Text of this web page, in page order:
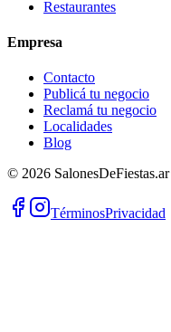
Restaurantes
Empresa
Contacto
Publicá tu negocio
Reclamá tu negocio
Localidades
Blog
© 2026 SalonesDeFiestas.ar
TérminosPrivacidad